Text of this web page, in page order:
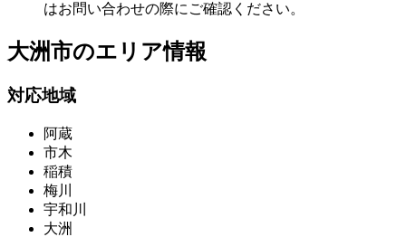
はお問い合わせの際にご確認ください。
大洲市のエリア情報
対応地域
阿蔵
市木
稲積
梅川
宇和川
大洲